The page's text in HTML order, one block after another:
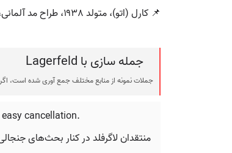
📌 کارل (اتو)، متولد ۱۹۳۸، طراح مد آلمانی، عمدتاً در پاریس فعالیت می‌کند.
جمله سازی با Lagerfeld
جملات نمونه از منابع مختلف جمع آوری شده است،
cancellation.
منتقدان لاگرفلد در کنار بحث‌های